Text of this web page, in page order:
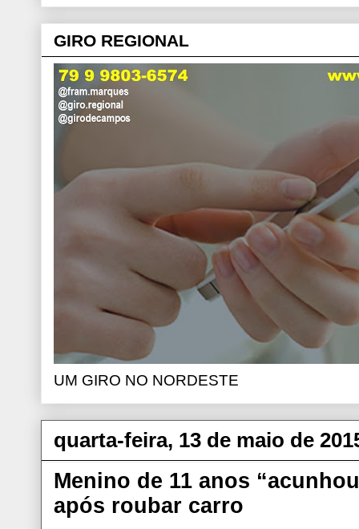
GIRO REGIONAL
UM GIRO NO NORDESTE
quarta-feira, 13 de maio de
Menino de 11 anos
após roubar carro